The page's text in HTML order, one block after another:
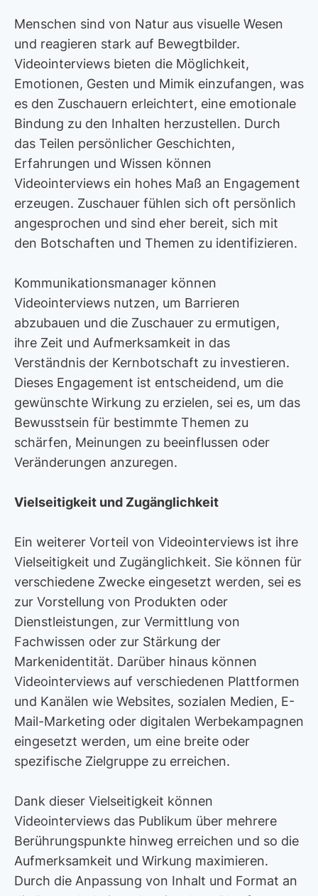
Menschen sind von Natur aus visuelle Wesen
und reagieren stark auf Bewegtbilder.
Videointerviews bieten die Möglichkeit,
Emotionen, Gesten und Mimik einzufangen, was
es den Zuschauern erleichtert, eine emotionale
Bindung zu den Inhalten herzustellen. Durch
das Teilen persönlicher Geschichten,
Erfahrungen und Wissen können
Videointerviews ein hohes Maß an Engagement
erzeugen. Zuschauer fühlen sich oft persönlich
angesprochen und sind eher bereit, sich mit
den Botschaften und Themen zu identifizieren.
Kommunikationsmanager können
Videointerviews nutzen, um Barrieren
abzubauen und die Zuschauer zu ermutigen,
ihre Zeit und Aufmerksamkeit in das
Verständnis der Kernbotschaft zu investieren.
Dieses Engagement ist entscheidend, um die
gewünschte Wirkung zu erzielen, sei es, um das
Bewusstsein für bestimmte Themen zu
schärfen, Meinungen zu beeinflussen oder
Veränderungen anzuregen.
Vielseitigkeit und Zugänglichkeit
Ein weiterer Vorteil von Videointerviews ist ihre
Vielseitigkeit und Zugänglichkeit. Sie können für
verschiedene Zwecke eingesetzt werden, sei es
zur Vorstellung von Produkten oder
Dienstleistungen, zur Vermittlung von
Fachwissen oder zur Stärkung der
Markenidentität. Darüber hinaus können
Videointerviews auf verschiedenen Plattformen
und Kanälen wie Websites, sozialen Medien, E-
Mail-Marketing oder digitalen Werbekampagnen
eingesetzt werden, um eine breite oder
spezifische Zielgruppe zu erreichen.
Dank dieser Vielseitigkeit können
Videointerviews das Publikum über mehrere
Berührungspunkte hinweg erreichen und so die
Aufmerksamkeit und Wirkung maximieren.
Durch die Anpassung von Inhalt und Format an